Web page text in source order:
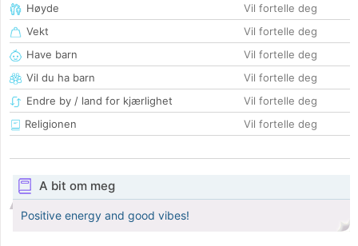
Høyde
Vil fortelle deg
Vekt
Vil fortelle deg
Have barn
Vil fortelle deg
Vil du ha barn
Vil fortelle deg
Endre by / land for kjærlighet
Vil fortelle deg
Religionen
Vil fortelle deg
A bit om meg
Positive energy and good vibes!